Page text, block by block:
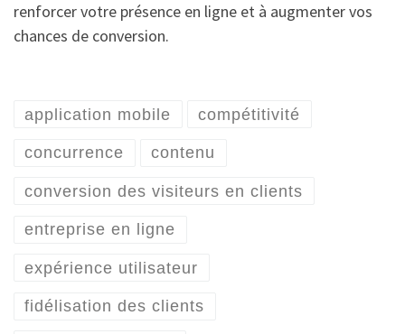
renforcer votre présence en ligne et à augmenter vos
chances de conversion.
application mobile compétitivité
concurrence contenu
conversion des visiteurs en clients
entreprise en ligne
expérience utilisateur
fidélisation des clients